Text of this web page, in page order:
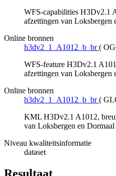
WFS-capabilities H3Dv2.1
afzettingen van Loksbergen
Online bronnen
h3dv2_1_A1012_b_br (
WFS-feature H3Dv2.1
afzettingen van Loksbergen
Online bronnen
h3dv2_1_A1012_b_br (
KML H3Dv2.1 A1012,
van Loksbergen en Dormaal
Niveau kwaliteitsinformatie
dataset